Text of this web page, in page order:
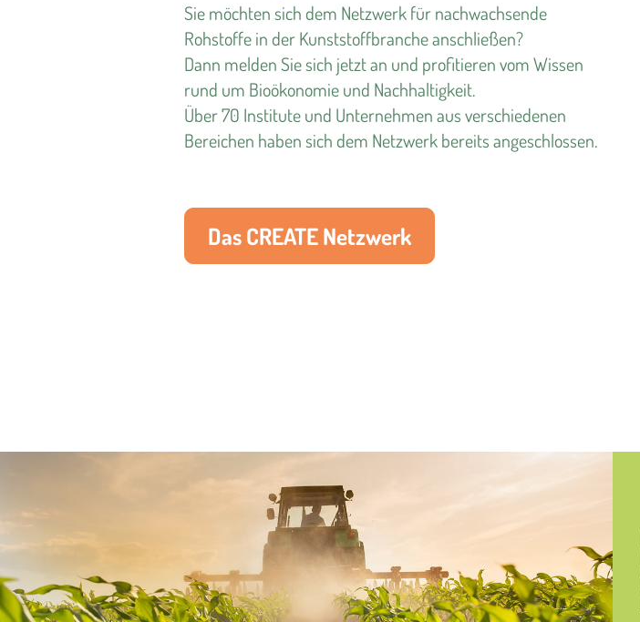
Sie möchten sich dem Netzwerk für nachwachsende
Rohstoffe in der Kunststoffbranche anschließen?
Dann melden Sie sich jetzt an und profitieren vom Wissen
rund um Bioökonomie und Nachhaltigkeit.
Über 70 Institute und Unternehmen aus verschiedenen
Bereichen haben sich dem Netzwerk bereits angeschlossen.
Das CREATE Netzwerk